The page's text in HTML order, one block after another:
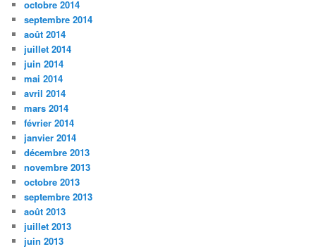
octobre 2014
septembre 2014
août 2014
juillet 2014
juin 2014
mai 2014
avril 2014
mars 2014
février 2014
janvier 2014
décembre 2013
novembre 2013
octobre 2013
septembre 2013
août 2013
juillet 2013
juin 2013